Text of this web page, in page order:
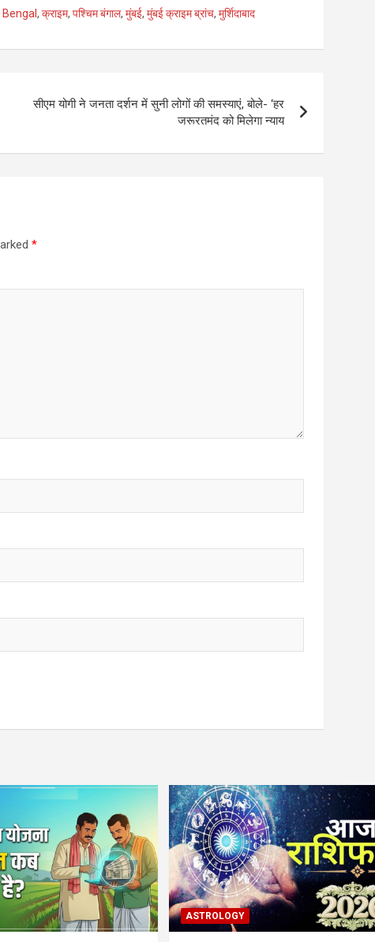
, क्राइम, पश्चिम बंगाल, मुंबई, मुंबई क्राइम ब्रांच, मुर्शिदाबाद
सीएम योगी ने जनता दर्शन में सुनी लोगों की समस्याएं, बोले- ‘हर
जरूरतमंद को मिलेगा न्याय
*
ASTROLOGY